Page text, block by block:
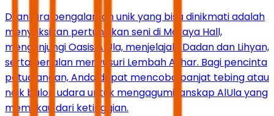
Di antara pengalaman unik yang bisa dinikmati adalah
menyaksikan pertunjukan seni di Maraya Hall,
mengunjungi Oasis AlUla, menjelajahi Dadan dan Lihyan,
serta berjalan menyusuri Lembah Ashar. Bagi pencinta
petualangan, Anda dapat mencoba panjat tebing atau
naik balon udara untuk mengagumi lanskap AlUla yang
memukau dari ketinggian.